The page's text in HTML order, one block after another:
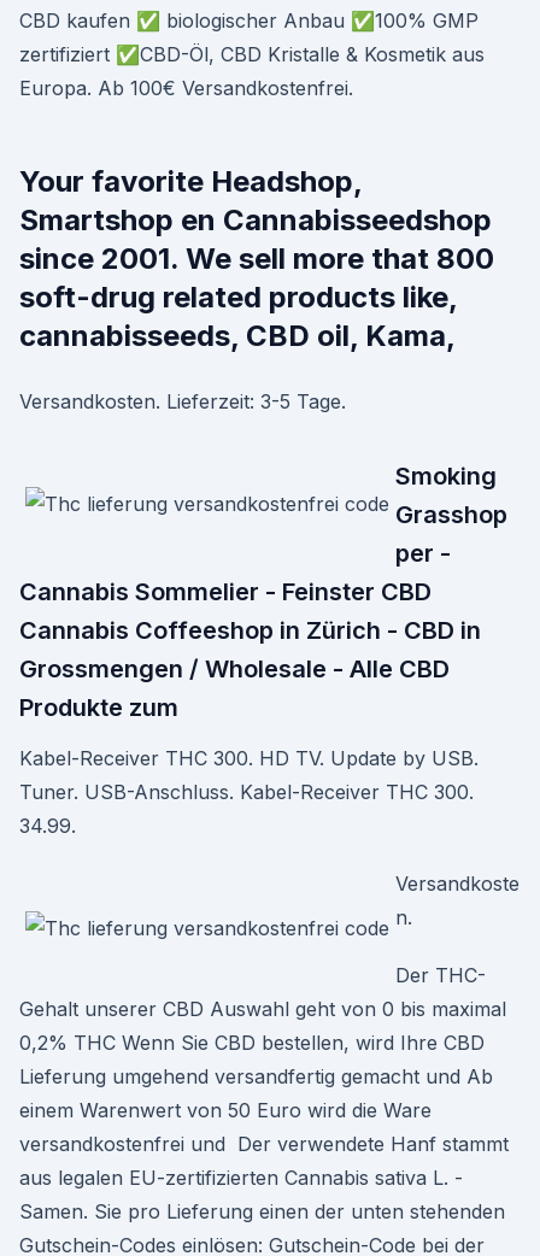
CBD kaufen ✅ biologischer Anbau ✅100% GMP
zertifiziert ✅CBD-Öl, CBD Kristalle & Kosmetik aus
Europa. Ab 100€ Versandkostenfrei.
Your favorite Headshop,
Smartshop en Cannabisseedshop
since 2001. We sell more that 800
soft-drug related products like,
cannabisseeds, CBD oil, Kama,
Versandkosten. Lieferzeit: 3-5 Tage.
Smoking
Grasshop
per -
Cannabis Sommelier - Feinster CBD
Cannabis Coffeeshop in Zürich - CBD in
Grossmengen / Wholesale - Alle CBD
Produkte zum
Kabel-Receiver THC 300. HD TV. Update by USB.
Tuner. USB-Anschluss. Kabel-Receiver THC 300.
34.99.
Versandkoste
n.
Der THC-
Gehalt unserer CBD Auswahl geht von 0 bis maximal
0,2% THC Wenn Sie CBD bestellen, wird Ihre CBD
Lieferung umgehend versandfertig gemacht und Ab
einem Warenwert von 50 Euro wird die Ware
versandkostenfrei und Der verwendete Hanf stammt
aus legalen EU-zertifizierten Cannabis sativa L. -
Samen. Sie pro Lieferung einen der unten stehenden
Gutschein-Codes einlösen: Gutschein-Code bei der